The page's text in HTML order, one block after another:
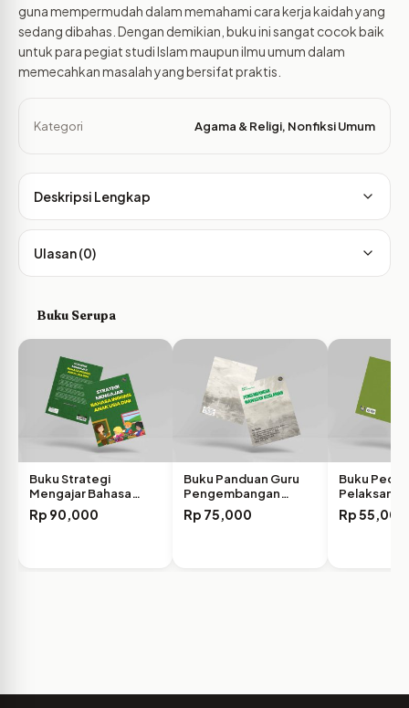
guna mempermudah dalam memahami cara kerja kaidah yang
sedang dibahas. Dengan demikian, buku ini sangat cocok baik
untuk para pegiat studi Islam maupun ilmu umum dalam
memecahkan masalah yang bersifat praktis.
Kategori Agama & Religi, Nonfiksi Umum
Deskripsi Lengkap
Ulasan (0)
Buku Serupa
Buku Strategi
Mengajar Bahasa
Inggris Anak…
Rp 90,000
Buku Panduan Guru
Pengembangan
Wawasan Keislaman
Rp 75,000
Buku
Hamil…
Rp55,000